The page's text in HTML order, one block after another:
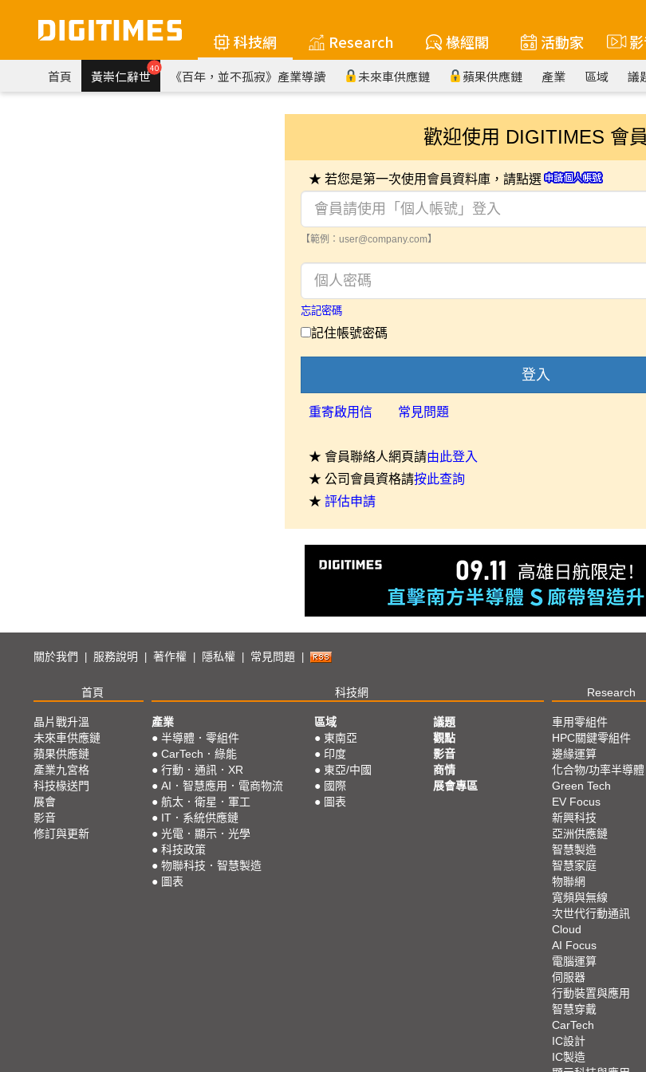
科技網 Research 椽經閣 活動家
首頁 黃崇仁辭世40 《百年，並不孤寂》產業導讀 未來車供應鏈 蘋果供應鏈 產業 區域 議
歡迎使用 DIGITIMES 會員
★ 若您是第一次使用會員資料庫，請點選
【範例：user@company.com】
忘記密碼
記住帳號密碼
登入
重寄啟用信 常見問題
★ 會員聯絡人網頁請由此登入
★ 公司會員資格請按此查詢
★ 評估申請
關於我們 服務說明 著作權 隱私權 常見問題
首頁 科技網 Research
晶片戰升溫
未來車供應鏈
蘋果供應鏈
產業九宮格
科技椽送門
展會
影音
修訂與更新
產業
● 半導體．零組件
● CarTech．綠能
● 行動．通訊．XR
● AI．智慧應用．電商物流
● 航太．衛星．軍工
● IT．系統供應鏈
● 光電．顯示．光學
● 科技政策
● 物聯科技．智慧製造
● 圖表
區域
● 東南亞
● 印度
● 東亞/中國
● 國際
● 圖表
議題
觀點
影音
商情
展會專區
車用零組件
HPC關鍵零組件
邊緣運算
化合物/功率半導體
Green Tech
EV Focus
新興科技
亞洲供應鏈
智慧製造
智慧家庭
物聯網
寬頻與無線
次世代行動通訊
Cloud
AI Focus
電腦運算
伺服器
行動裝置與應用
智慧穿戴
CarTech
IC設計
IC製造